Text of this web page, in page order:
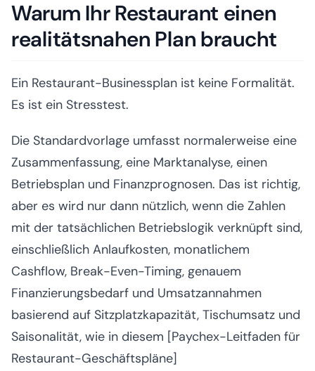
Warum Ihr Restaurant einen
realitätsnahen Plan braucht
Ein Restaurant-Businessplan ist keine Formalität.
Es ist ein Stresstest.
Die Standardvorlage umfasst normalerweise eine
Zusammenfassung, eine Marktanalyse, einen
Betriebsplan und Finanzprognosen. Das ist richtig,
aber es wird nur dann nützlich, wenn die Zahlen
mit der tatsächlichen Betriebslogik verknüpft sind,
einschließlich Anlaufkosten, monatlichem
Cashflow, Break-Even-Timing, genauem
Finanzierungsbedarf und Umsatzannahmen
basierend auf Sitzplatzkapazität, Tischumsatz und
Saisonalität, wie in diesem [Paychex-Leitfaden für
Restaurant-Geschäftspläne]